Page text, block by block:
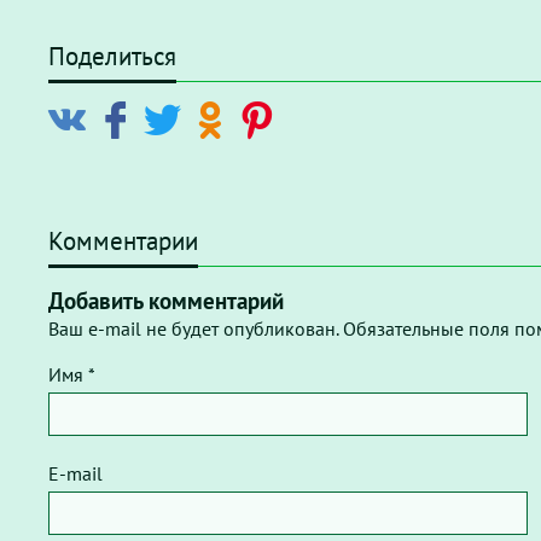
Поделиться
Комментарии
Добавить комментарий
Ваш e-mail не будет опубликован. Обязательные поля
Имя *
E-mail